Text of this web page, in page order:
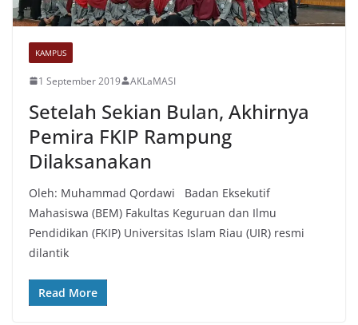
KAMPUS
1 September 2019 AKLaMASI
Setelah Sekian Bulan, Akhirnya
Pemira FKIP Rampung
Dilaksanakan
Oleh: Muhammad Qordawi Badan Eksekutif
Mahasiswa (BEM) Fakultas Keguruan dan Ilmu
Pendidikan (FKIP) Universitas Islam Riau (UIR) resmi
dilantik
Read More